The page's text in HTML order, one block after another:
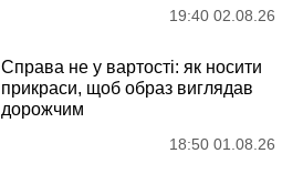
19:40 02.08.26
Справа не у вартості: як носити
прикраси, щоб образ виглядав
дорожчим
18:50 01.08.26